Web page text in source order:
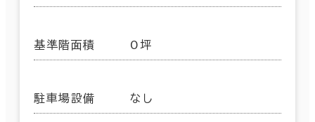
基準階面積 0坪
駐車場設備 なし